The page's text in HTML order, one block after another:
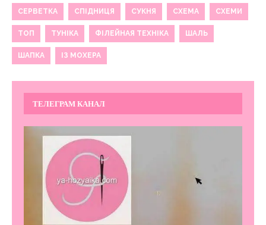
СЕРВЕТКА СПІДНИЦЯ СУКНЯ СХЕМА СХЕМИ
ТОП ТУНІКА ФІЛЕЙНАЯ ТЕХНІКА ШАЛЬ
ШАПКА ІЗ МОХЕРА
ТЕЛЕГРАМ КАНАЛ